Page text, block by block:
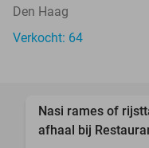
Den Haag
Verkocht: 64
Nasi rames of
afhaal bij